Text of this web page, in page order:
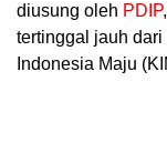
diusung oleh PDIP
tertinggal jauh
Indonesia Maju